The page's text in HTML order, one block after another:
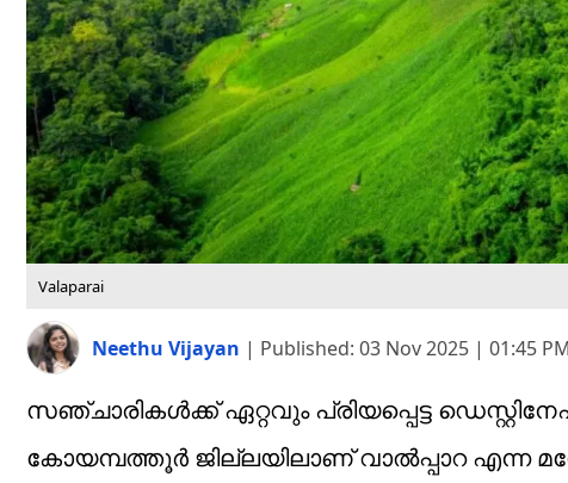
Valaparai
Neethu Vijayan | Published: 03 Nov 2025 | 01:45 PM
സഞ്ചാരികൾക്ക് ഏറ്റവും പ്രിയപ്പെട്ട
കോയമ്പത്തൂർ ജില്ലയിലാണ് വാൽപ്പാറ എന്ന